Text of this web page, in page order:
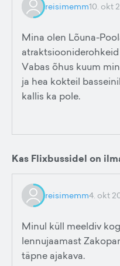
reisimemm10. okt
Mina olen Lõuna-
Vabas õhus kuum
ja hea kokteil
kallis ka pole.
Kas Flixbussidel on
reisimemm4. okt
Minul küll meeldiv
lennujaamast
täpne ajakava.